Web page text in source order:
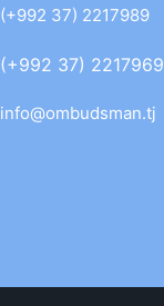
(+992 37) 2217989
(+992 37) 2217969
info@ombudsman.tj